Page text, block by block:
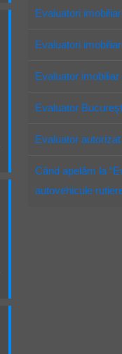
Evaluatori
Evaluatori
Evaluator
Evaluator
Evaluator
Când apelăm la
autovehicule